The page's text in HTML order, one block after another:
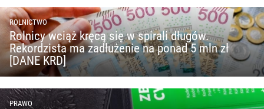
ROLNICTWO
Rolnicy wciąż kręcą się w spirali długów.
Rekordzista ma zadłużenie na ponad 5 mln zł
[DANE KRD]
PRAWO